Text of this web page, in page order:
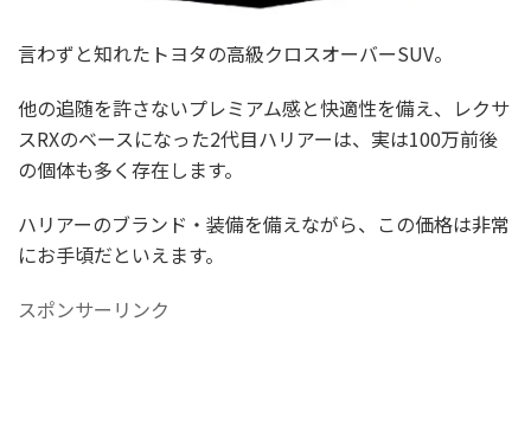
言わずと知れたトヨタの高級クロスオーバーSUV。
他の追随を許さないプレミアム感と快適性を備え、レクサ
スRXのベースになった2代目ハリアーは、実は100万前後
の個体も多く存在します。
ハリアーのブランド・装備を備えながら、この価格は非常
にお手頃だといえます。
スポンサーリンク